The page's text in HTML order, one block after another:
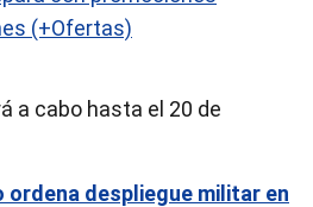
(+Ofertas)
a cabo hasta el 20 de
ordena despliegue militar en